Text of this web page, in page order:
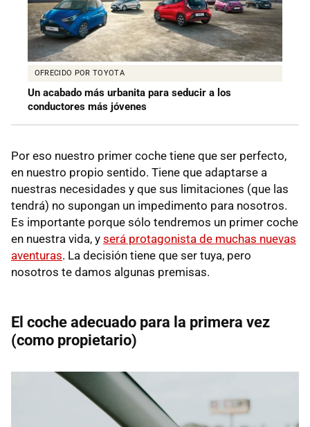
OFRECIDO POR TOYOTA
Un acabado más urbanita para seducir a los
conductores más jóvenes
Por eso nuestro primer coche tiene que ser perfecto,
en nuestro propio sentido. Tiene que adaptarse a
nuestras necesidades y que sus limitaciones (que las
tendrá) no supongan un impedimento para nosotros.
Es importante porque sólo tendremos un primer coche
en nuestra vida, y será protagonista de muchas nuevas
aventuras. La decisión tiene que ser tuya, pero
nosotros te damos algunas premisas.
El coche adecuado para la primera vez
(como propietario)